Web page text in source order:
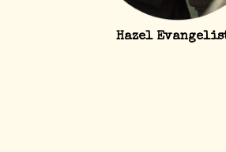
Hazel